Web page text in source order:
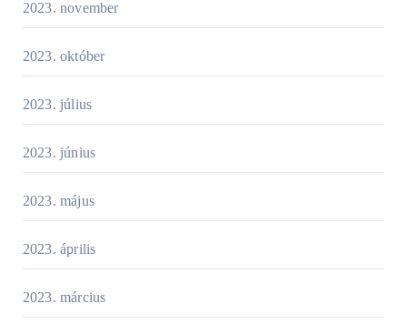
2023. november
2023. október
2023. július
2023. június
2023. május
2023. április
2023. március